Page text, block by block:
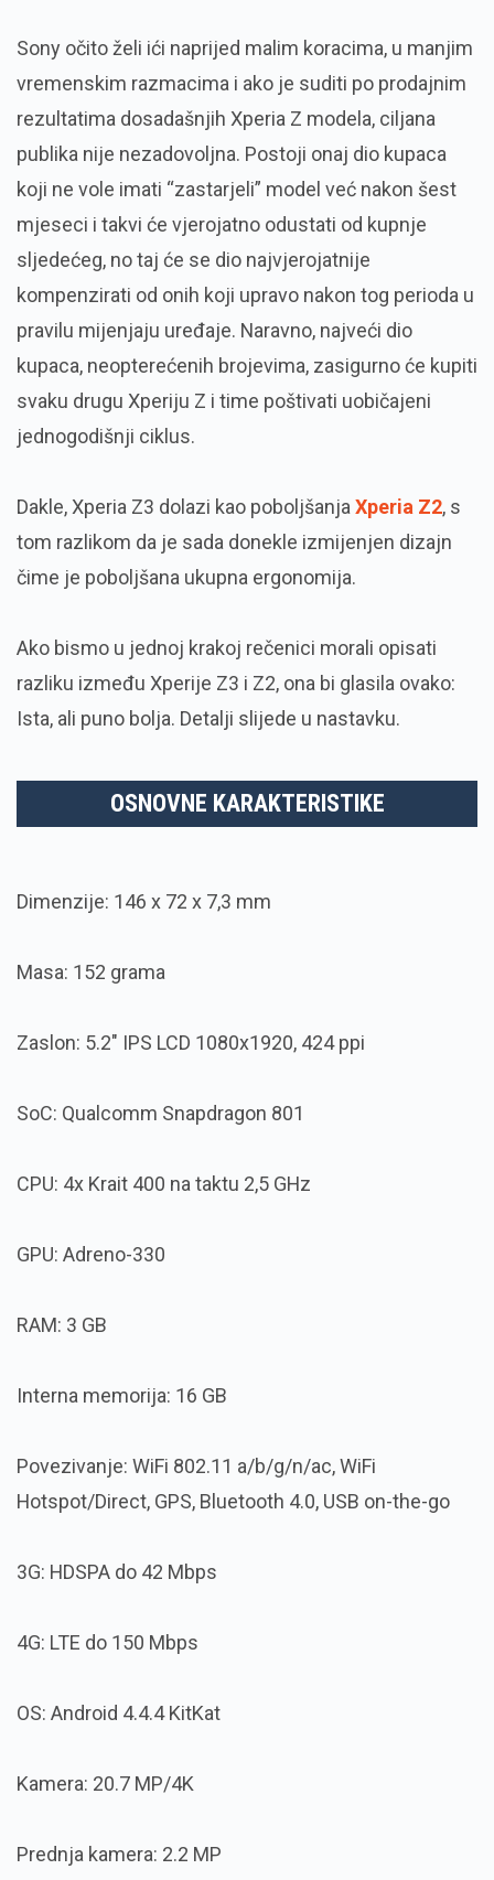
Sony očito želi ići naprijed malim koracima, u manjim
vremenskim razmacima i ako je suditi po prodajnim
rezultatima dosadašnjih Xperia Z modela, ciljana
publika nije nezadovoljna. Postoji onaj dio kupaca
koji ne vole imati “zastarjeli” model već nakon šest
mjeseci i takvi će vjerojatno odustati od kupnje
sljedećeg, no taj će se dio najvjerojatnije
kompenzirati od onih koji upravo nakon tog perioda u
pravilu mijenjaju uređaje. Naravno, najveći dio
kupaca, neopterećenih brojevima, zasigurno će kupiti
svaku drugu Xperiju Z i time poštivati uobičajeni
jednogodišnji ciklus.
Dakle, Xperia Z3 dolazi kao poboljšanja Xperia Z2, s
tom razlikom da je sada donekle izmijenjen dizajn
čime je poboljšana ukupna ergonomija.
Ako bismo u jednoj krakoj rečenici morali opisati
razliku između Xperije Z3 i Z2, ona bi glasila ovako:
Ista, ali puno bolja. Detalji slijede u nastavku.
OSNOVNE KARAKTERISTIKE
Dimenzije: 146 x 72 x 7,3 mm
Masa: 152 grama
Zaslon: 5.2″ IPS LCD 1080x1920, 424 ppi
SoC: Qualcomm Snapdragon 801
CPU: 4x Krait 400 na taktu 2,5 GHz
GPU: Adreno-330
RAM: 3 GB
Interna memorija: 16 GB
Povezivanje: WiFi 802.11 a/b/g/n/ac, WiFi
Hotspot/Direct, GPS, Bluetooth 4.0, USB on-the-go
3G: HDSPA do 42 Mbps
4G: LTE do 150 Mbps
OS: Android 4.4.4 KitKat
Kamera: 20.7 MP/4K
Prednja kamera: 2.2 MP